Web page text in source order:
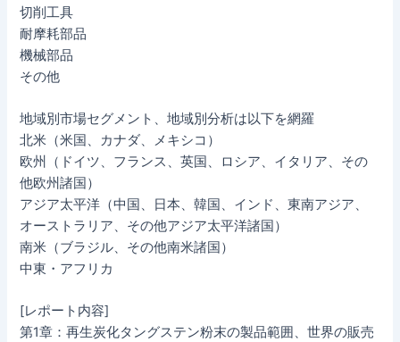
切削工具
耐摩耗部品
機械部品
その他
地域別市場セグメント、地域別分析は以下を網羅
北米（米国、カナダ、メキシコ）
欧州（ドイツ、フランス、英国、ロシア、イタリア、その
他欧州諸国）
アジア太平洋（中国、日本、韓国、インド、東南アジア、
オーストラリア、その他アジア太平洋諸国）
南米（ブラジル、その他南米諸国）
中東・アフリカ
[レポート内容]
第1章：再生炭化タングステン粉末の製品範囲、世界の販売